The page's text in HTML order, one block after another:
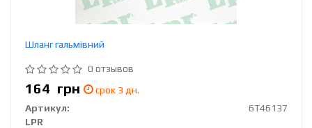
Шланг гальмівний
0 отзывов
164 грн
срок 3 дн.
Артикул:
6T46137
LPR